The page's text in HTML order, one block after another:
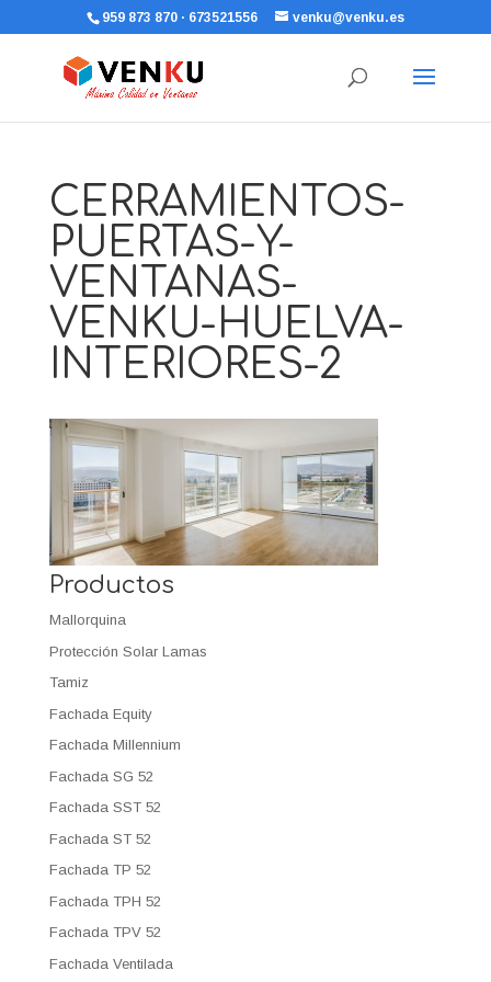
959 873 870 · 673521556 venku@venku.es
CERRAMIENTOS-
PUERTAS-Y-
VENTANAS-
VENKU-HUELVA-
INTERIORES-2
Productos
Mallorquina
Protección Solar Lamas
Tamiz
Fachada Equity
Fachada Millennium
Fachada SG 52
Fachada SST 52
Fachada ST 52
Fachada TP 52
Fachada TPH 52
Fachada TPV 52
Fachada Ventilada